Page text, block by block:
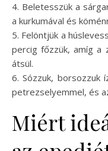
4. Beletesszük a
a kurkumával és
5. Felöntjük a
percig főzzük, amíg a
átsül.
6. Sózzuk, borsozzuk
petrezselyemmel, és
Miért